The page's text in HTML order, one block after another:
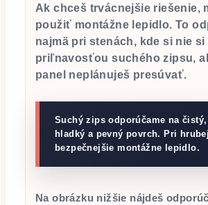
Ak chceš trvácnejšie riešenie,
použiť montážne lepidlo. To
najmä pri stenách, kde si nie si
priľnavosťou suchého zipsu,
panel neplánuješ presúvať.
Suchý zips odporúčame na
hladký a pevný povrch. Pri
bezpečnejšie montážne lepidlo.
Na obrázku nižšie nájdeš